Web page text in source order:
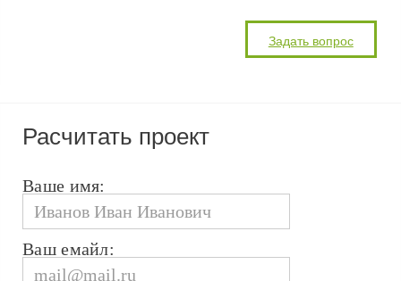
Расчитать проект
Ваше имя:
Ваш емайл: